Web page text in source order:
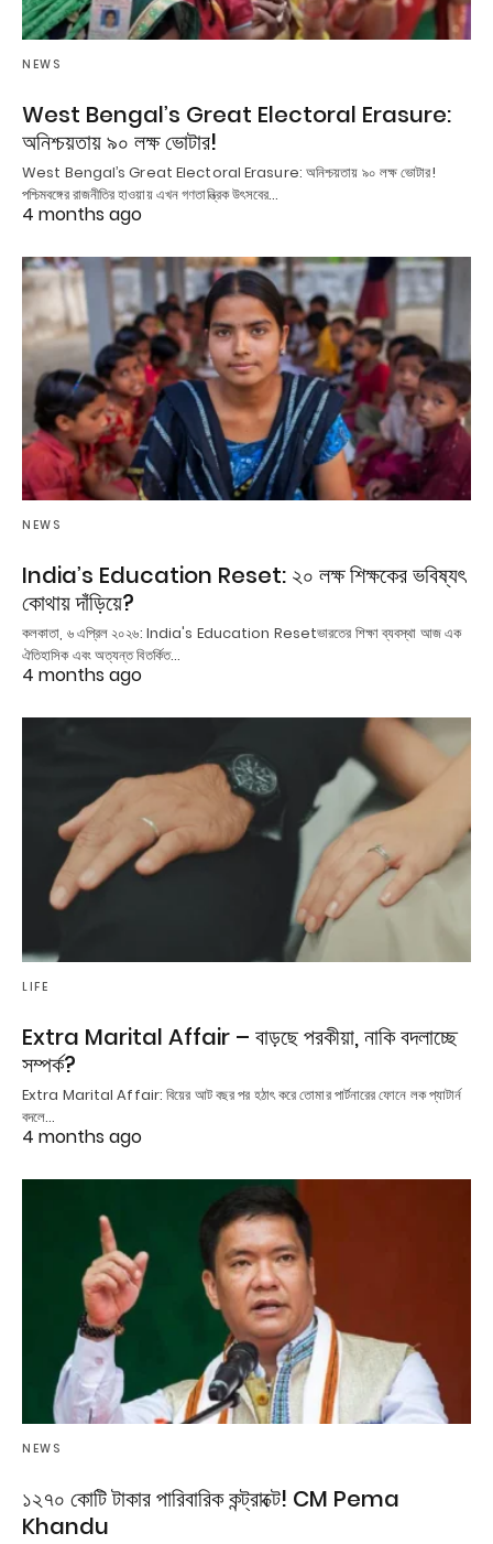
NEWS
West Bengal’s Great Electoral Erasure:
অনিশ্চয়তায় ৯০ লক্ষ ভোটার!
West Bengal’s Great Electoral Erasure: অনিশ্চয়তায় ৯০ লক্ষ ভোটার!
পশ্চিমবঙ্গের রাজনীতির হাওয়ায় এখন গণতান্ত্রিক উৎসবের…
4 months ago
NEWS
India’s Education Reset: ২০ লক্ষ শিক্ষকের ভবিষ্যৎ
কোথায় দাঁড়িয়ে?
কলকাতা, ৬ এপ্রিল ২০২৬: India's Education Resetভারতের শিক্ষা ব্যবস্থা আজ এক
ঐতিহাসিক এবং অত্যন্ত বিতর্কিত…
4 months ago
LIFE
Extra Marital Affair – বাড়ছে পরকীয়া, নাকি বদলাচ্ছে
সম্পর্ক?
Extra Marital Affair: বিয়ের আট বছর পর হঠাৎ করে তোমার পার্টনারের ফোনে লক প্যাটার্ন
বদলে…
4 months ago
NEWS
১২৭০ কোটি টাকার পারিবারিক কন্ট্রাক্টে! CM Pema
Khandu